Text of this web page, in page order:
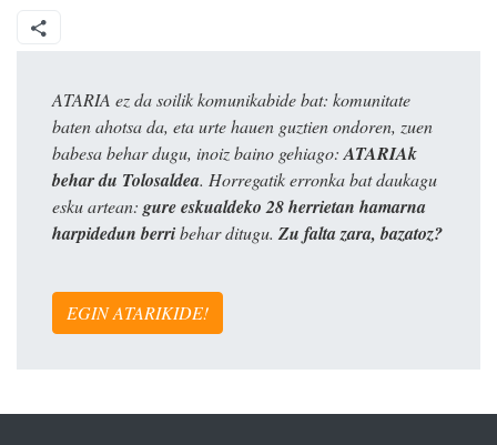
ATARIA ez da soilik komunikabide bat: komunitate
baten ahotsa da, eta urte hauen guztien ondoren, zuen
babesa behar dugu, inoiz baino gehiago: ATARIAk
behar du Tolosaldea. Horregatik erronka bat daukagu
esku artean: gure eskualdeko 28 herrietan hamarna
harpidedun berribehar ditugu. Zu falta zara, bazatoz?
EGIN ATARIKIDE!